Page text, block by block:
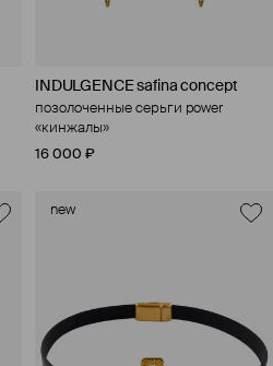
INDULGENCE safina concept
позолоченные серьги power
«кинжалы»
16 000 ₽
new